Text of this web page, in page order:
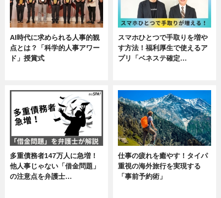
AI時代に求められる人事的観
点とは？「科学的人事アワー
ド」授賞式
スマホひとつで手取りを増や
す方法！福利厚生で使えるア
プリ「ベネステ確定…
多重債務者147万人に急増！
他人事じゃない「借金問題」
の注意点を弁護士…
仕事の疲れを癒やす！タイパ
重視の海外旅行を実現する
「事前予約術」